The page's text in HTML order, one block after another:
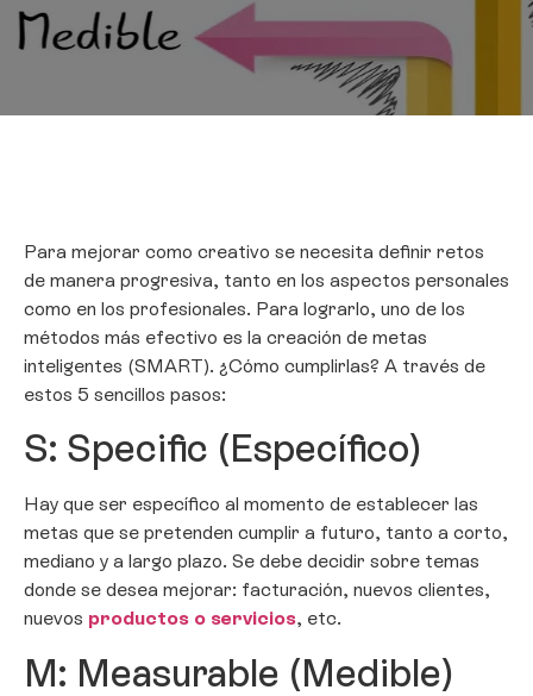
Para mejorar como creativo se necesita definir retos
de manera progresiva, tanto en los aspectos personales
como en los profesionales. Para lograrlo, uno de los
métodos más efectivo es la creación de metas
inteligentes (SMART). ¿Cómo cumplirlas? A través de
estos 5 sencillos pasos:
S: Specific (Específico)
Hay que ser específico al momento de establecer las
metas que se pretenden cumplir a futuro, tanto a corto,
mediano y a largo plazo. Se debe decidir sobre temas
donde se desea mejorar: facturación, nuevos clientes,
nuevos productos o servicios, etc.
M: Measurable (Medible)